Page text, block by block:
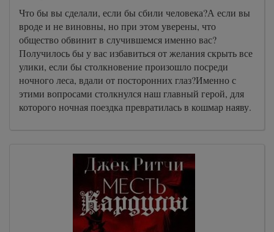
Что бы вы сделали, если бы сбили человека?А если вы
вроде и не виновны, но при этом уверены, что
общество обвинит в случившемся именно вас?
Получилось бы у вас избавиться от желания скрыть все
улики, если бы столкновение произошло посреди
ночного леса, вдали от посторонних глаз?Именно с
этими вопросами столкнулся наш главный герой, для
которого ночная поездка превратилась в кошмар наяву.